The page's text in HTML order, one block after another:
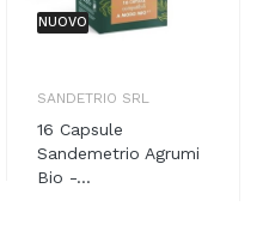
NUOVO
SANDETRIO SRL
16 Capsule
Sandemetrio Agrumi
Bio -...